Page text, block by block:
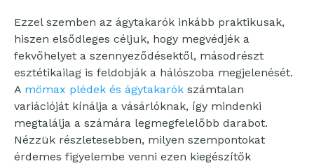
Ezzel szemben az ágytakarók inkább praktikusak,
hiszen elsődleges céljuk, hogy megvédjék a
fekvőhelyet a szennyeződésektől, másodrészt
esztétikailag is feldobják a hálószoba megjelenését.
A mömax plédek és ágytakarók számtalan
variációját kínálja a vásárlóknak, így mindenki
megtalálja a számára legmegfelelőbb darabot.
Nézzük részletesebben, milyen szempontokat
érdemes figyelembe venni ezen kiegészítők